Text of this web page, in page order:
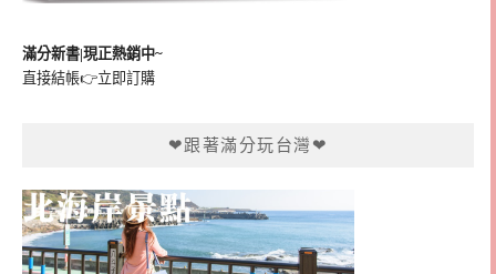
滿分新書|現正熱銷中~
直接結帳👉立即訂購
❤跟著滿分玩台灣❤